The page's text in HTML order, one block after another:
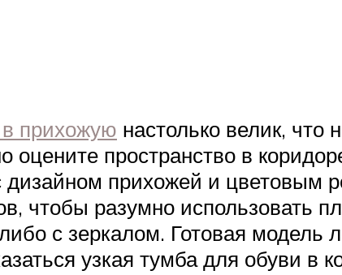
прихожую настолько велик, что
пространство в
дизайном прихожей и
чтобы разумно использовать
с зеркалом. Готовая модель
узкая тумба для обуви в